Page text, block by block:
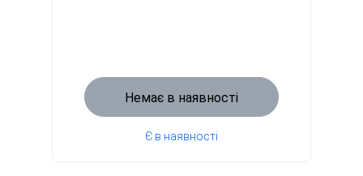
Немає в наявності
Є в наявності